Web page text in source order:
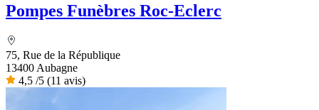
Pompes Funèbres Roc-Eclerc
75, Rue de la République
13400 Aubagne
4,5 /5 (11 avis)